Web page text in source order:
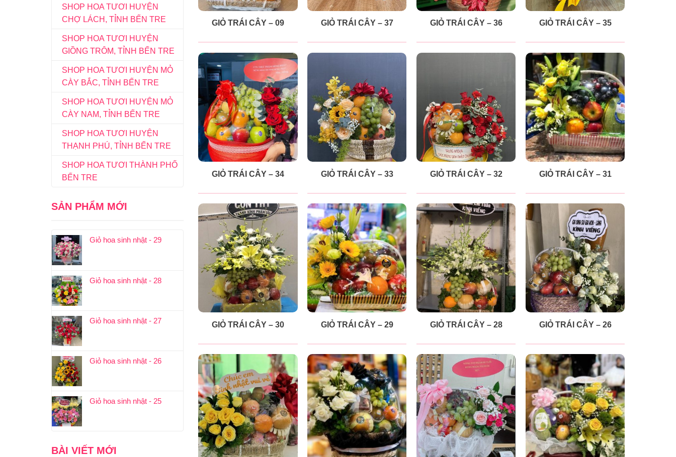
SHOP HOA TƯƠI HUYỆN
CHỢ LÁCH, TỈNH BẾN TRE
SHOP HOA TƯƠI HUYỆN
GIỒNG TRÔM, TỈNH BẾN TRE
SHOP HOA TƯƠI HUYỆN MỎ
CÀY BẮC, TỈNH BẾN TRE
SHOP HOA TƯƠI HUYỆN MỎ
CÀY NAM, TỈNH BẾN TRE
SHOP HOA TƯƠI HUYỆN
THẠNH PHÚ, TỈNH BẾN TRE
SHOP HOA TƯƠI THÀNH PHỐ
BẾN TRE
SẢN PHẨM MỚI
Giỏ hoa sinh nhật - 29
Giỏ hoa sinh nhật - 28
Giỏ hoa sinh nhật - 27
Giỏ hoa sinh nhật - 26
Giỏ hoa sinh nhật - 25
BÀI VIẾT MỚI
GIỎ TRÁI CÂY – 09 GIỎ TRÁI CÂY – 37 GIỎ TRÁI CÂY – 36 GIỎ TRÁI CÂY – 35
GIỎ TRÁI CÂY – 34 GIỎ TRÁI CÂY – 33 GIỎ TRÁI CÂY – 32 GIỎ TRÁI CÂY – 31
GIỎ TRÁI CÂY – 30 GIỎ TRÁI CÂY – 29 GIỎ TRÁI CÂY – 28 GIỎ TRÁI CÂY – 26